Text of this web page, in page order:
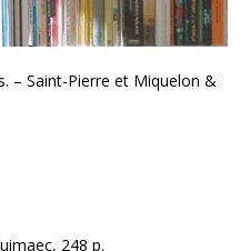
– Saint-Pierre et Miquelon &
248 p.